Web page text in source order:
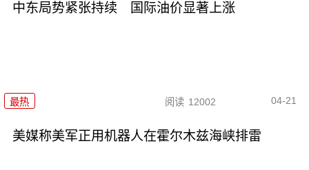
中东局势紧张持续 国际油价显著上涨
最热 阅读 12002 04-21
美媒称美军正用机器人在霍尔木兹海峡排雷